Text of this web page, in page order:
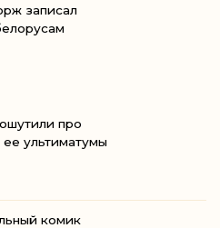
записал
к белорусам
про
и ее ультиматумы
комик